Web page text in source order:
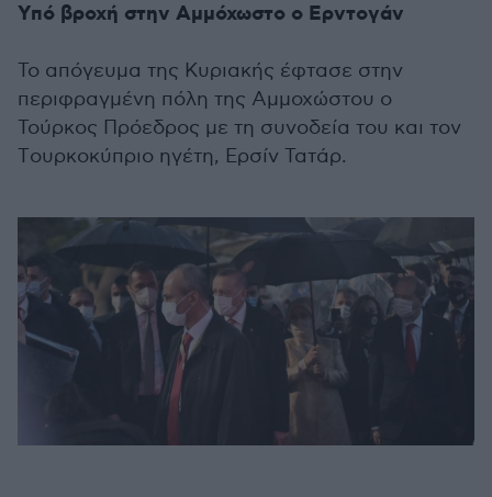
Υπό βροχή στην Αμμόχωστο ο Ερντογάν
Το απόγευμα της Κυριακής έφτασε στην
περιφραγμένη πόλη της Αμμοχώστου ο
Τούρκος Πρόεδρος με τη συνοδεία του και τον
Τoυρκοκύπριο ηγέτη, Ερσίν Τατάρ.